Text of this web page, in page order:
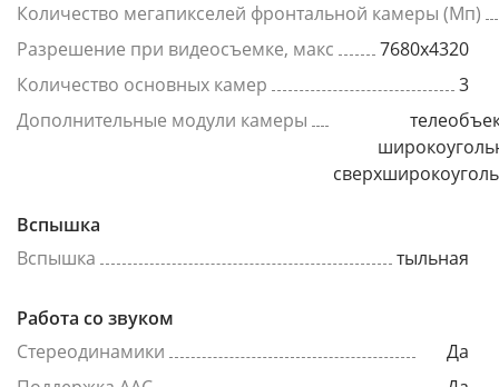
Количество мегапикселей фронтальной камеры (Мп)
Разрешение при видеосъемке, макс
7680x4320
Количество основных камер
3
Дополнительные модули камеры
Вспышка
Вспышка
тыльная
Работа со звуком
Стереодинамики
Да